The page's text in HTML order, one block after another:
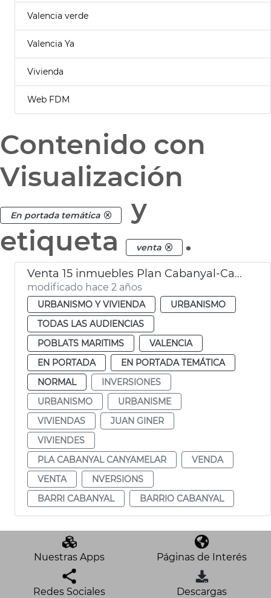
Valencia verde
Valencia Ya
Vivienda
Web FDM
Contenido con
Visualización
En portada temática
y
etiqueta
venta .
Venta 15 inmuebles Plan Cabanyal-Canyamelar
modificado hace 2 años
URBANISMO Y VIVIENDA
URBANISMO
TODAS LAS AUDIENCIAS
POBLATS MARITIMS
VALENCIA
EN PORTADA
EN PORTADA TEMÁTICA
NORMAL
INVERSIONES
URBANISMO
URBANISME
VIVIENDAS
JUAN GINER
VIVIENDES
PLA CABANYAL CANYAMELAR
VENDA
VENTA
NVERSIONS
BARRI CABANYAL
BARRIO CABANYAL
Nuestras Apps Páginas de Interés
Redes Sociales Descargas